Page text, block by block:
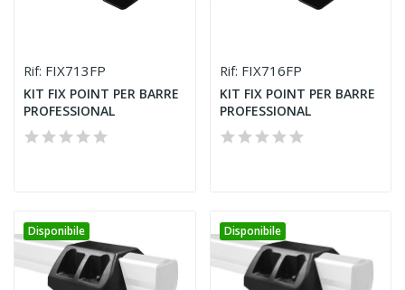
Rif: FIX713FP
KIT FIX POINT PER BARRE
PROFESSIONAL
Rif: FIX716FP
KIT FIX POINT PER BARRE
PROFESSIONAL
Disponibile Disponibile